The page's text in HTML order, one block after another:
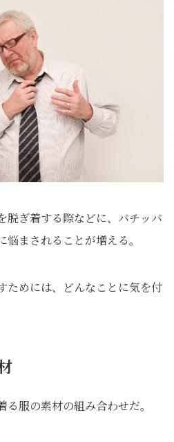
脱ぎ着する際などに、バチッバ
まされることが増える。
ためには、どんなことに気を付
服の素材の組み合わせだ。